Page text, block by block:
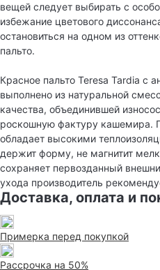
вещей следует выбирать с
избежание цветового
остановиться на одном из
пальто.
Красное пальто Teresa Tardia с
выполнено из натуральной
качества, объединившей
роскошную фактуру кашемира.
обладает высокими
держит форму, не магнитит
сохраняет первозданный
ухода производитель
Доставка, оплата и
Примерка перед покупкой
Рассрочка на 50%